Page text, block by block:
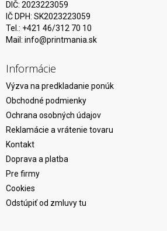
DIČ: 2023223059
IČ DPH: SK2023223059
Tel.: +421 46/312 70 10
Mail: info@printmania.sk
Informácie
Výzva na predkladanie ponúk
Obchodné podmienky
Ochrana osobných údajov
Reklamácie a vrátenie tovaru
Kontakt
Doprava a platba
Pre firmy
Cookies
Odstúpiť od zmluvy tu